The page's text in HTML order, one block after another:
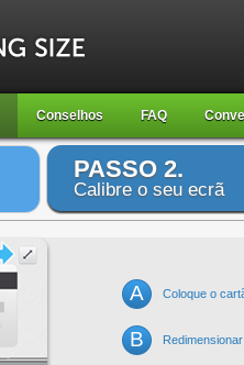
Conselhos FAQ
PASSO 2.
Calibre o seu ecrã
A Coloque o
B